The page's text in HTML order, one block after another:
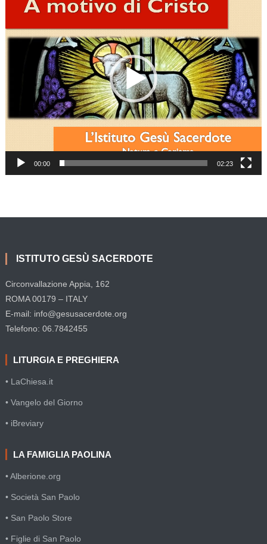
Player
00:00 02:23
ISTITUTO GESÙ SACERDOTE
Circonvallazione Appia, 162
ROMA 00179 – ITALY
E-mail: info@gesusacerdote.org
Telefono: 06.7842455
LITURGIA E PREGHIERA
• LaChiesa.it
• Vangelo del Giorno
• iBreviary
LA FAMIGLIA PAOLINA
• Alberione.org
• Società San Paolo
• San Paolo Store
• Figlie di San Paolo